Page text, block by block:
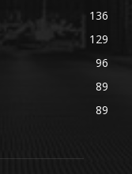
136
129
96
89
89